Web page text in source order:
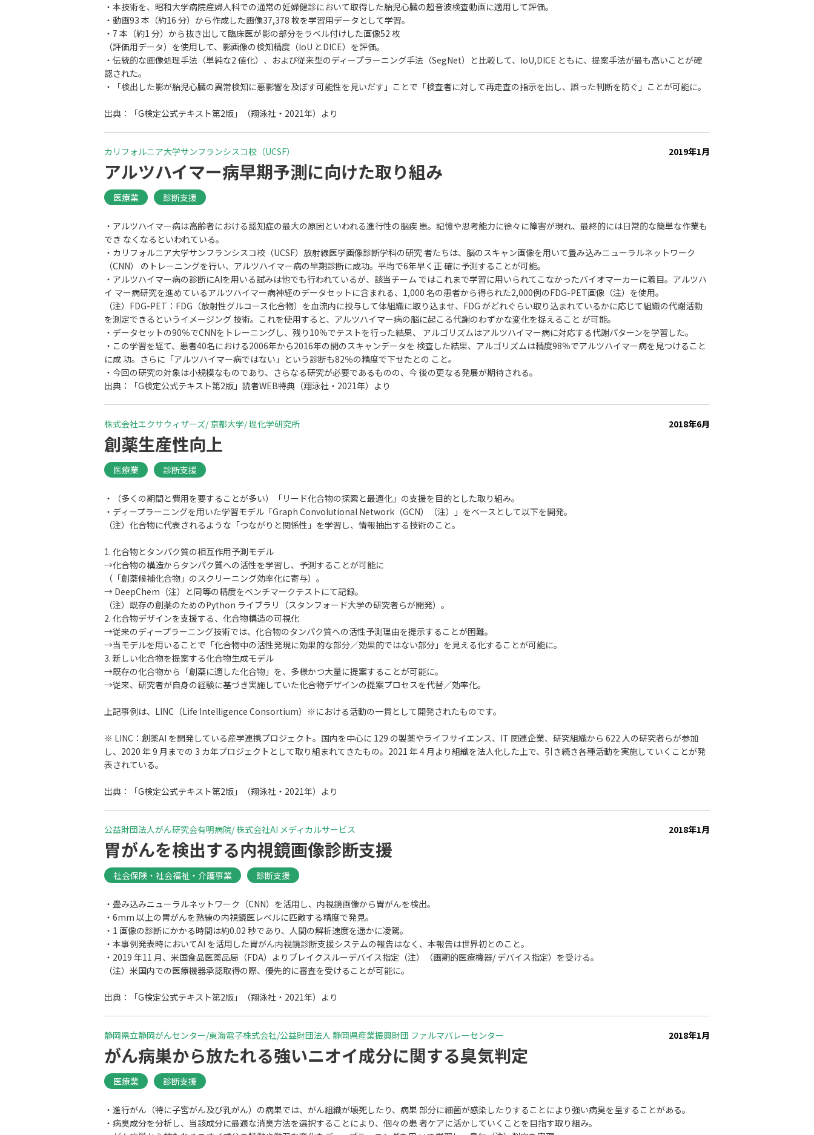
・本技術を、昭和大学病院産婦人科での通常の妊婦健診において取得した胎児心臓の超音波検査動画に適用して評価。
・動画93 本（約16 分）から作成した画像37,378 枚を学習用データとして学習。
・7 本（約1 分）から抜き出して臨床医が影の部分をラベル付けした画像52 枚
（評価用データ）を使用して、影画像の検知精度（IoU とDICE）を評価。
・伝統的な画像処理手法（単純な2 値化）、および従来型のディープラーニング手法（SegNet）と比較して、IoU,DICE ともに、提案手法が最も高いことが確
認された。
・「検出した影が胎児心臓の異常検知に悪影響を及ぼす可能性を見いだす」ことで「検査者に対して再走査の指示を出し、誤った判断を防ぐ」ことが可能に。
出典：「G検定公式テキスト第2版」（翔泳社・2021年）より
2019年1月
カリフォルニア大学サンフランシスコ校（UCSF）
アルツハイマー病早期予測に向けた取り組み
医療業 診断支援
・アルツハイマー病は高齢者における認知症の最大の原因といわれる進行性の脳疾 患。記憶や思考能力に徐々に障害が現れ、最終的には日常的な簡単な作業も
でき なくなるといわれている。
・カリフォルニア大学サンフランシスコ校（UCSF）放射線医学画像診断学科の研究 者たちは、脳のスキャン画像を用いて畳み込みニューラルネットワーク
（CNN） のトレーニングを行い、アルツハイマー病の早期診断に成功。平均で6年早く正 確に予測することが可能。
・アルツハイマー病の診断にAIを用いる試みは他でも行われているが、該当チーム ではこれまで学習に用いられてこなかったバイオマーカーに着目。アルツハ
イ マー病研究を進めているアルツハイマー病神経のデータセットに含まれる、1,000 名の患者から得られた2,000例のFDG-PET画像（注）を使用。
（注）FDG-PET：FDG（放射性グルコース化合物）を血流内に投与して体組織に取り込ませ、FDG がどれぐらい取り込まれているかに応じて組織の代謝活動
を測定できるというイメージング 技術。これを使用すると、アルツハイマー病の脳に起こる代謝のわずかな変化を捉えること が可能。
・データセットの90％でCNNをトレーニングし、残り10％でテストを行った結果、 アルゴリズムはアルツハイマー病に対応する代謝パターンを学習した。
・この学習を経て、患者40名における2006年から2016年の間のスキャンデータを 検査した結果、アルゴリズムは精度98％でアルツハイマー病を見つけること
に成 功。さらに「アルツハイマー病ではない」という診断も82％の精度で下せたとの こと。
・今回の研究の対象は小規模なものであり、さらなる研究が必要であるものの、今 後の更なる発展が期待される。
出典：「G検定公式テキスト第2版」読者WEB特典（翔泳社・2021年）より
2018年6月
株式会社エクサウィザーズ/ 京都大学/ 理化学研究所
創薬生産性向上
医療業 診断支援
・（多くの期間と費用を要することが多い）「リード化合物の探索と最適化」の支援を目的とした取り組み。
・ディープラーニングを用いた学習モデル「Graph Convolutional Network（GCN）（注）」をベースとして以下を開発。
（注）化合物に代表されるような「つながりと関係性」を学習し、情報抽出する技術のこと。
1. 化合物とタンパク質の相互作用予測モデル
→化合物の構造からタンパク質への活性を学習し、予測することが可能に
（「創薬候補化合物」のスクリーニング効率化に寄与）。
→ DeepChem（注）と同等の精度をベンチマークテストにて記録。
（注）既存の創薬のためのPython ライブラリ（スタンフォード大学の研究者らが開発）。
2. 化合物デザインを支援する、化合物構造の可視化
→従来のディープラーニング技術では、化合物のタンパク質への活性予測理由を提示することが困難。
→当モデルを用いることで「化合物中の活性発現に効果的な部分／効果的ではない部分」を見える化することが可能に。
3. 新しい化合物を提案する化合物生成モデル
→既存の化合物から「創薬に適した化合物」を、多様かつ大量に提案することが可能に。
→従来、研究者が自身の経験に基づき実施していた化合物デザインの提案プロセスを代替／効率化。
上記事例は、LINC（Life Intelligence Consortium）※における活動の一貫として開発されたものです。
※ LINC：創薬AI を開発している産学連携プロジェクト。国内を中心に 129 の製薬やライフサイエンス、IT 関連企業、研究組織から 622 人の研究者らが参加
し、2020 年 9 月までの 3 カ年プロジェクトとして取り組まれてきたもの。2021 年 4 月より組織を法人化した上で、引き続き各種活動を実施していくことが発
表されている。
出典：「G検定公式テキスト第2版」（翔泳社・2021年）より
2018年1月
公益財団法人がん研究会有明病院/ 株式会社AI メディカルサービス
胃がんを検出する内視鏡画像診断支援
社会保険・社会福祉・介護事業 診断支援
・畳み込みニューラルネットワーク（CNN）を活用し、内視鏡画像から胃がんを検出。
・6mm 以上の胃がんを熟練の内視鏡医レベルに匹敵する精度で発見。
・1 画像の診断にかかる時間は約0.02 秒であり、人間の解析速度を遥かに凌駕。
・本事例発表時においてAI を活用した胃がん内視鏡診断支援システムの報告はなく、本報告は世界初とのこと。
・2019 年11 月、米国食品医薬品局（FDA）よりブレイクスルーデバイス指定（注）（画期的医療機器/ デバイス指定）を受ける。
（注）米国内での医療機器承認取得の際、優先的に審査を受けることが可能に。
出典：「G検定公式テキスト第2版」（翔泳社・2021年）より
2018年1月
静岡県立静岡がんセンター/東海電子株式会社/公益財団法人 静岡県産業振興財団 ファルマバレーセンター
がん病巣から放たれる強いニオイ成分に関する臭気判定
医療業 診断支援
・進行がん（特に子宮がん及び乳がん）の病巣では、がん組織が壊死したり、病巣 部分に細菌が感染したりすることにより強い病臭を呈することがある。
・病臭成分を分析し、当該成分に最適な消臭方法を選択することにより、個々の患 者ケアに活かしていくことを目指す取り組み。